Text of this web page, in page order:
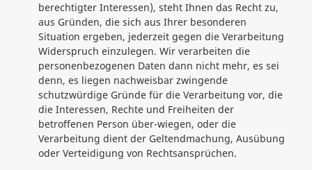
berechtigter Interessen), steht Ihnen das Recht zu,
aus Gründen, die sich aus Ihrer besonderen
Situation ergeben, jederzeit gegen die Verarbeitung
Widerspruch einzulegen. Wir verarbeiten die
personenbezogenen Daten dann nicht mehr, es sei
denn, es liegen nachweisbar zwingende
schutzwürdige Gründe für die Verarbeitung vor, die
die Interessen, Rechte und Freiheiten der
betroffenen Person über-wiegen, oder die
Verarbeitung dient der Geltendmachung, Ausübung
oder Verteidigung von Rechtsansprüchen.